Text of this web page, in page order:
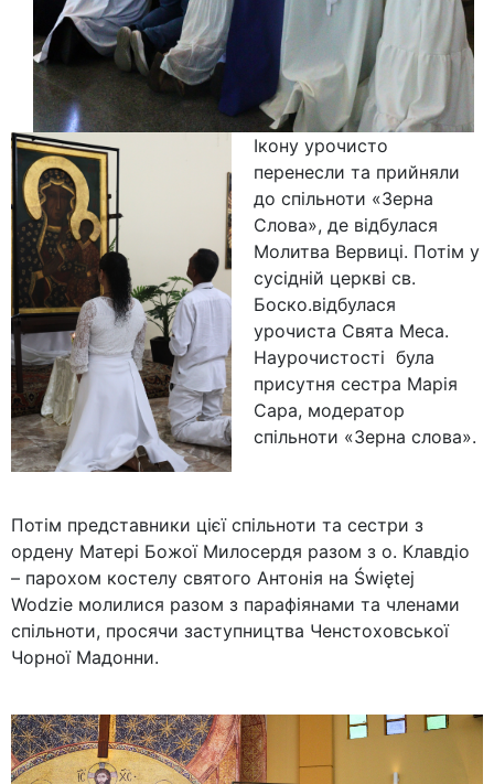
Ікону урочисто
перенесли та прийняли
до спільноти «Зерна
Слова», де відбулася
Молитва Вервиці. Потім у
сусідній церкві св.
Боско.відбулася
урочиста Свята Меса.
Наурочистості була
присутня сестра Марія
Сара, модератор
спільноти «Зерна слова».
Потім представники цієї спільноти та сестри з
ордену Матері Божої Милосердя разом з о. Клавдіо
– парохом костелу святого Антонія на Świętej
Wodzie молилися разом з парафіянами та членами
спільноти, просячи заступництва Ченстоховської
Чорної Мадонни.